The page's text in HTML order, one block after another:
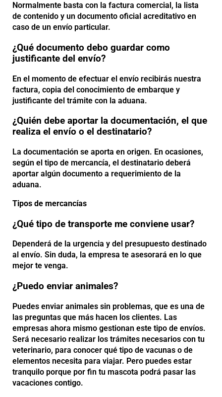
Normalmente basta con la factura comercial, la lista
de contenido y un documento oficial acreditativo en
caso de un envío particular.
¿Qué documento debo guardar como
justificante del envío?
En el momento de efectuar el envío recibirás nuestra
factura, copia del conocimiento de embarque y
justificante del trámite con la aduana.
¿Quién debe aportar la documentación, el que
realiza el envío o el destinatario?
La documentación se aporta en origen. En ocasiones,
según el tipo de mercancía, el destinatario deberá
aportar algún documento a requerimiento de la
aduana.
Tipos de mercancías
¿Qué tipo de transporte me conviene usar?
Dependerá de la urgencia y del presupuesto destinado
al envío. Sin duda, la empresa te asesorará en lo que
mejor te venga.
¿Puedo enviar animales?
Puedes enviar animales sin problemas, que es una de
las preguntas que más hacen los clientes. Las
empresas ahora mismo gestionan este tipo de envíos.
Será necesario realizar los trámites necesarios con tu
veterinario, para conocer qué tipo de vacunas o de
elementos necesita para viajar. Pero puedes estar
tranquilo porque por fin tu mascota podrá pasar las
vacaciones contigo.